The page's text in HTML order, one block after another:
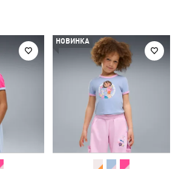
НОВИНКА